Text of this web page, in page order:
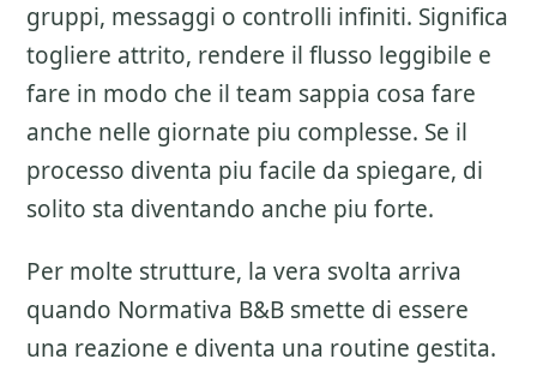
gruppi, messaggi o controlli infiniti. Significa
togliere attrito, rendere il flusso leggibile e
fare in modo che il team sappia cosa fare
anche nelle giornate piu complesse. Se il
processo diventa piu facile da spiegare, di
solito sta diventando anche piu forte.
Per molte strutture, la vera svolta arriva
quando Normativa B&B smette di essere
una reazione e diventa una routine gestita.